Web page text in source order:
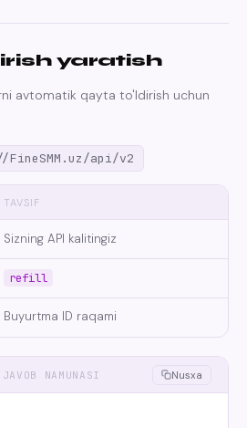
yaratish
avtomatik qayta to'ldirish uchun
api/v2
TAVSIF
Sizning API kalitingiz
refill
Buyurtma ID raqami
NAMUNASI Nusxa